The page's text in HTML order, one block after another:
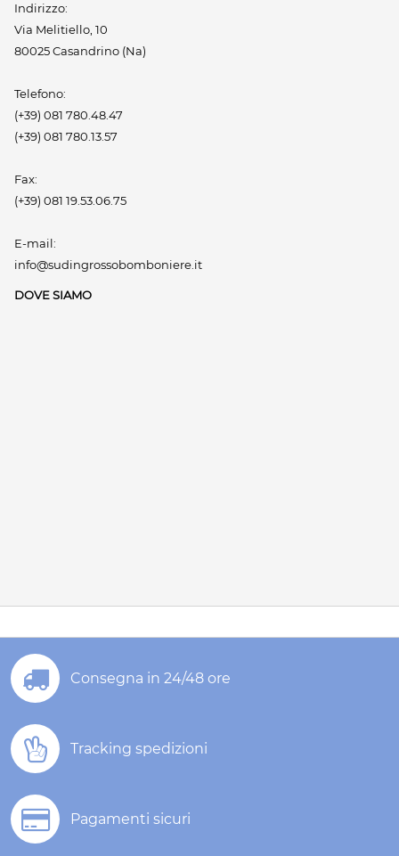
Indirizzo:
Via Melitiello, 10
80025 Casandrino (Na)
Telefono:
(+39) 081 780.48.47
(+39) 081 780.13.57
Fax:
(+39) 081 19.53.06.75
E-mail:
info@sudingrossobomboniere.it
DOVE SIAMO
Consegna in 24/48 ore
Tracking spedizioni
Pagamenti sicuri